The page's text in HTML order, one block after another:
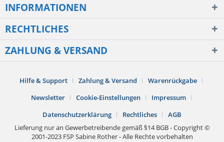
INFORMATIONEN
RECHTLICHES
ZAHLUNG & VERSAND
Hilfe & Support Zahlung & Versand
Warenrückgabe
Newsletter
Cookie-Einstellungen
Impressum
Datenschutzerklärung
Rechtliches
AGB
Lieferung nur an Gewerbetreibende gemäß §14 BGB - Copyright ©
2001-2023 FSP Sabine Rother - Alle Rechte vorbehalten